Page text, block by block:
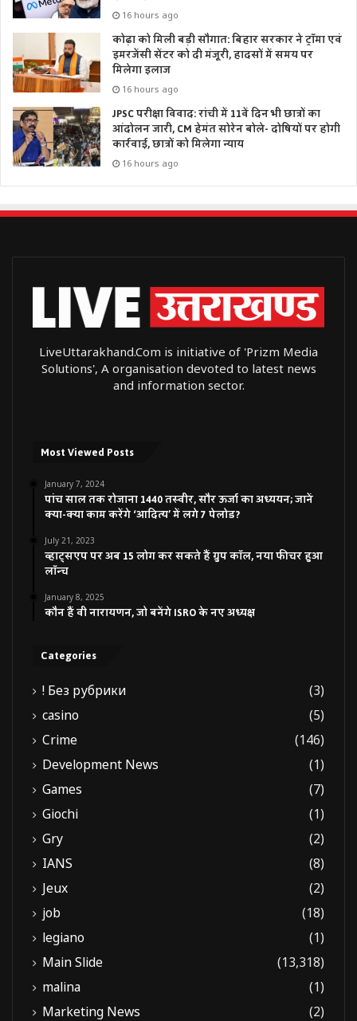
16 hours ago
कोढ़ा को मिली बड़ी सौगात: बिहार सरकार ने ट्रॉमा एवं
इमरजेंसी सेंटर को दी मंजूरी, हादसों में समय पर
मिलेगा इलाज
16 hours ago
JPSC परीक्षा विवाद: रांची में 11वें दिन भी छात्रों का
आंदोलन जारी, CM हेमंत सोरेन बोले- दोषियों पर होगी
कार्रवाई, छात्रों को मिलेगा न्याय
16 hours ago
LiveUttarakhand.Com is initiative of 'Prizm Media
Solutions', A organisation devoted to latest news
and information sector.
Most Viewed Posts
January 7, 2024
पांच साल तक रोजाना 1440 तस्वीर, सौर ऊर्जा का अध्ययन; जानें
क्या-क्या काम करेंगे ‘आदित्य’ में लगे 7 पेलोड?
July 21, 2023
व्हाट्सएप पर अब 15 लोग कर सकते हैं ग्रुप कॉल, नया फीचर हुआ
लॉन्च
January 8, 2025
कौन हैं वी नारायणन, जो बनेंगे ISRO के नए अध्यक्ष
Categories
! Без рубрики
(3)
casino
(5)
Crime
(146)
Development News
(1)
Games
(7)
Giochi
(1)
Gry
(2)
IANS
(8)
Jeux
(2)
job
(18)
legiano
(1)
Main Slide
(13,318)
malina
(1)
Marketing News
(2)